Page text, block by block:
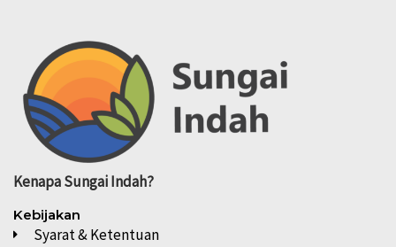
KenapaSungai Indah?
Kebijakan
Syarat & Ketentuan